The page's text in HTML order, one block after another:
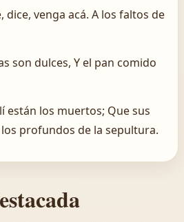
dice, venga acá. A los faltos de
son dulces, Y el pan comido
están los muertos; Que sus
profundos de la sepultura.